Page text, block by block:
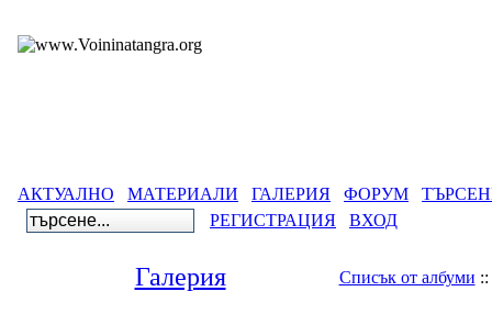
АКТУАЛНО МАТЕРИАЛИ ГАЛЕРИЯ ФОРУМ
РЕГИСТРАЦИЯ
ВХОД
Галерия Списък от албуми ::